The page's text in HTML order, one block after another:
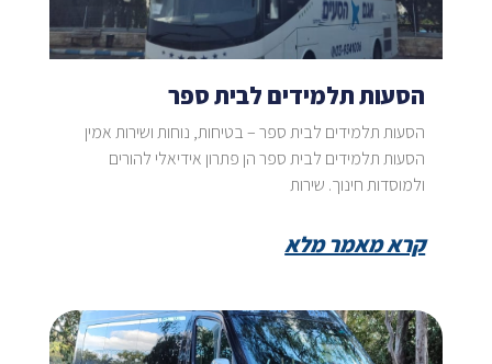
הסעות תלמידים לבית ספר
הסעות תלמידים לבית ספר – בטיחות, נוחות ושירות אמין
הסעות תלמידים לבית ספר הן פתרון אידיאלי להורים
ולמוסדות חינוך. שירות
קרא מאמר מלא